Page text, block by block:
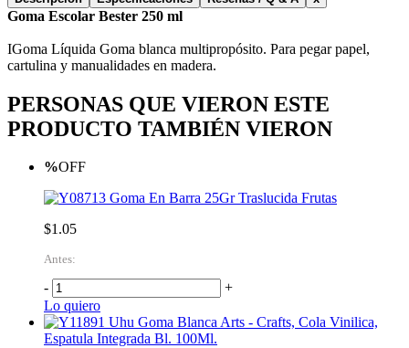
Goma Escolar Bester 250 ml
IGoma Líquida Goma blanca multipropósito. Para pegar papel,
cartulina y manualidades en madera.
PERSONAS QUE VIERON ESTE
PRODUCTO TAMBIÉN VIERON
%OFF
Goma En Barra 25Gr Traslucida Frutas
$1.05
Antes:
-
+
Lo quiero
Uhu Goma Blanca Arts - Crafts, Cola Vinilica,
Espatula Integrada Bl. 100Ml.